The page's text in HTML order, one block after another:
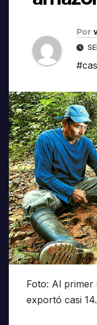
Por
Foto: Al primer
exportó casi